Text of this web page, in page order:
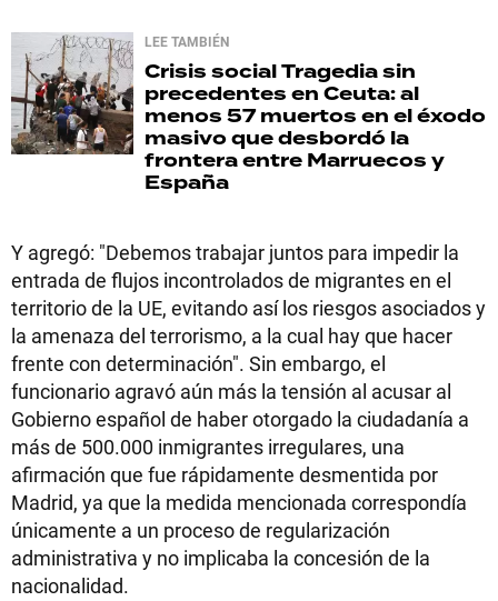
LEE TAMBIÉN
Crisis socialTragedia sin
precedentes en Ceuta: al
menos 57 muertos en el éxodo
masivo que desbordó la
frontera entre Marruecos y
España
Y agregó: "Debemos trabajar juntos para impedir la
entrada de flujos incontrolados de migrantes en el
territorio de la UE, evitando así los riesgos asociados y
la amenaza del terrorismo, a la cual hay que hacer
frente con determinación". Sin embargo, el
funcionario agravó aún más la tensión al acusar al
Gobierno español de haber otorgado la ciudadanía a
más de 500.000 inmigrantes irregulares, una
afirmación que fue rápidamente desmentida por
Madrid, ya que la medida mencionada correspondía
únicamente a un proceso de regularización
administrativa y no implicaba la concesión de la
nacionalidad.